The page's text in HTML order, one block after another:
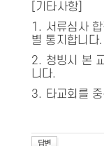
[기타사항]
1. 서류심사
별 통지합니다.
2. 청빙시 본
니다.
3. 타교회를